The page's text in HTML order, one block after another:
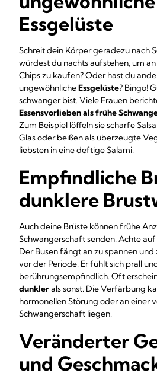
Essgelüste
Schreit dein Körper geradezu nach
würdest du nachts aufstehen, um
Chips zu kaufen? Oder hast du
ungewöhnlicheEssgelüste? Bingo!
schwanger bist. Viele Frauen
Essensvorlieben als frühe
Zum Beispiel löffeln sie scharfe
Glas oder beißen als überzeugte
liebsten in eine deftige Salami.
Empfindliche
dunklere
Auch deine Brüste können frühe
Schwangerschaft senden. Achte
Der Busen fängt an zu spannen und
vor der Periode. Er fühlt sich prall
berührungsempfindlich. Oft
dunklerals sonst. Die Verfärbung
hormonellen Störung oder an einer
Schwangerschaft liegen.
Veränderter
und